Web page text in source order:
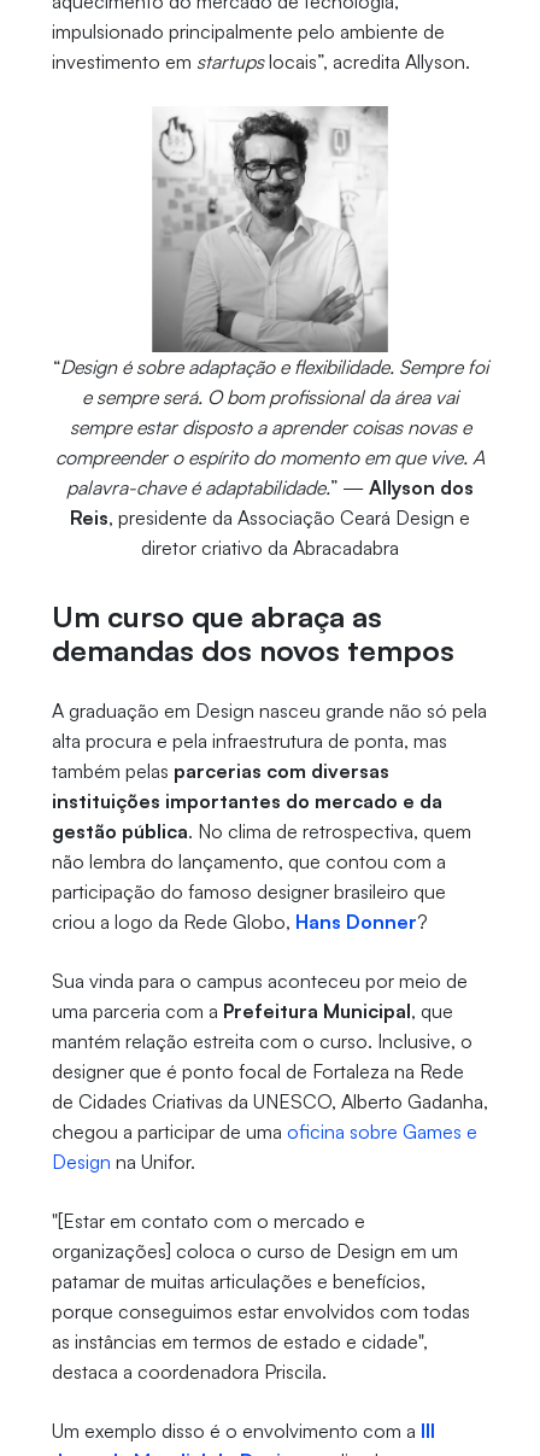
impulsionado principalmente pelo ambiente de
investimento em startupslocais”, acredita Allyson.
“Design é sobre adaptação e flexibilidade. Sempre foi
e sempre será. O bom profissional da área vai
sempre estar disposto a aprender coisas novas e
compreender o espírito do momento em que vive. A
palavra-chave é adaptabilidade.” — Allyson dos
Reis, presidente da Associação Ceará Design e
diretor criativo da Abracadabra
Um curso que abraça as
demandas dos novos tempos
A graduação em Design nasceu grande não só pela
alta procura e pela infraestrutura de ponta, mas
também pelas parcerias com diversas
instituições importantes do mercado e da
gestão pública. No clima de retrospectiva, quem
não lembra do lançamento, que contou com a
participação do famoso designer brasileiro que
criou a logo da Rede Globo, Hans Donner?
Sua vinda para o campus aconteceu por meio de
uma parceria com a Prefeitura Municipal, que
mantém relação estreita com o curso. Inclusive, o
designer que é ponto focal de Fortaleza na Rede
de Cidades Criativas da UNESCO, Alberto Gadanha,
chegou a participar de uma oficina sobre Games e
Design na Unifor.
"[Estar em contato com o mercado e
organizações] coloca o curso de Design em um
patamar de muitas articulações e benefícios,
porque conseguimos estar envolvidos com todas
as instâncias em termos de estado e cidade",
destaca a coordenadora Priscila.
Um exemplo disso é o envolvimento com a III